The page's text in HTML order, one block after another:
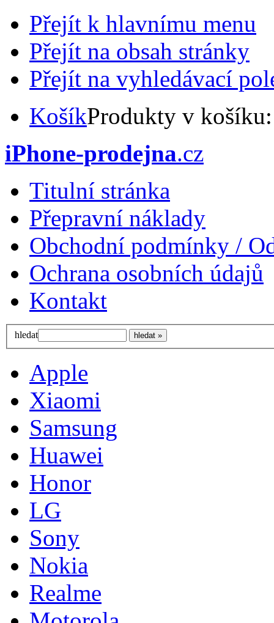
Přejít k hlavnímu menu
Přejít na obsah stránky
Přejít na vyhledávací
KošíkProdukty v
iPhone-prodejna.cz
Titulní stránka
Přepravní náklady
Obchodní podmínky /
Ochrana osobních údajů
Kontakt
hledat
Apple
Xiaomi
Samsung
Huawei
Honor
LG
Sony
Nokia
Realme